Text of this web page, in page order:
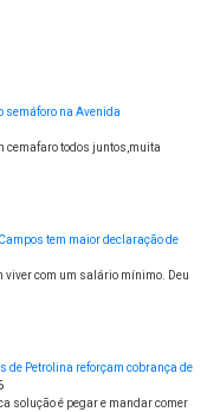
semáforo na Avenida
cemafaro todos juntos,muita
tem maior declaração de
viver com um salário mínimo. Deu
de Petrolina reforçam cobrança de
solução é pegar e mandar comer